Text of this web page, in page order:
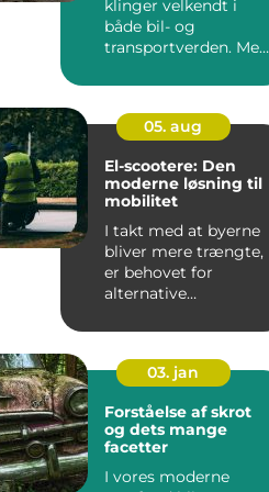
klinger velkendt i
både bil- og
transportverden. Med
05. aug
El-scootere: Den
moderne løsning til
mobilitet
I takt med at byerne
bliver mere trængte,
er behovet for
alternative
blevet es...
03. jan
Forståelse af skrot
og dets mange
facetter
I vores moderne